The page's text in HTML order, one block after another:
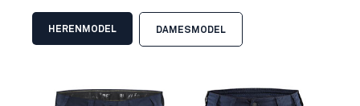
HERENMODEL DAMESMODEL